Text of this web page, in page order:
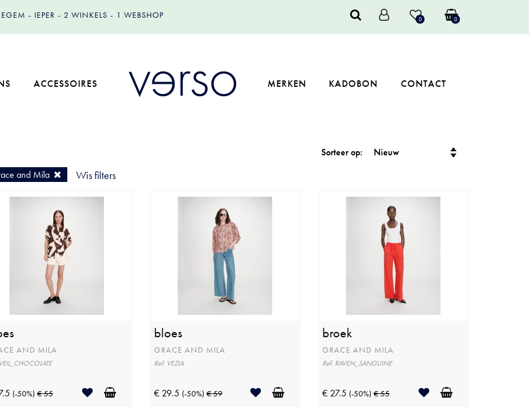
IEPER 2 WINKELS 1 WEBSHOP 0 0
ACCESSOIRES MERKEN KADOBON CONTACT
Sorteer op:
and Mila Wis filters
AND MILA
(-50%) € 55
bloes
GRACE AND MILA
Ref: VEZIA
€ 29.5 (-50%) € 59
broek
GRACE AND MILA
Ref: RAVEN_SANGUINE
€ 27.5 (-50%) € 55